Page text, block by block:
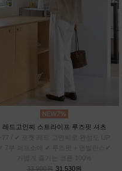
레드고인찌 스트라이프 루즈핏 셔츠
~77 / ✔ 포켓 레드 고인찌로 완성도 UP
7부 퍼프소매 ✔ 루즈핏 + 언발란스✔
33,900원 31,530원